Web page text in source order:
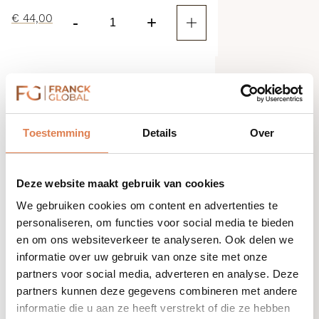
Toestemming Details Over
Deze website maakt gebruik van cookies
We gebruiken cookies om content en advertenties te
personaliseren, om functies voor social media te bieden
en om ons websiteverkeer te analyseren. Ook delen we
informatie over uw gebruik van onze site met onze
partners voor social media, adverteren en analyse. Deze
partners kunnen deze gegevens combineren met andere
informatie die u aan ze heeft verstrekt of die ze hebben
€ 44,00 - +
SPF 40 Sun Protection